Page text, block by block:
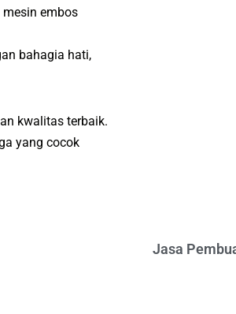
embos
bahagia hati,
kwalitas terbaik.
yang cocok
Jasa